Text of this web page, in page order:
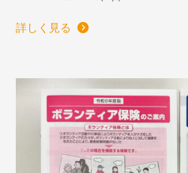
詳しく見る